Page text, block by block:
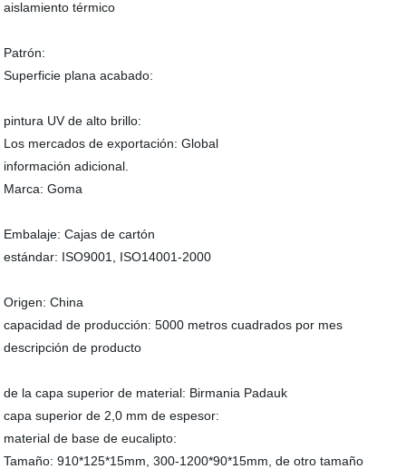
aislamiento térmico
Patrón:
Superficie plana acabado:
pintura UV de alto brillo:
Los mercados de exportación: Global
información adicional.
Marca: Goma
Embalaje: Cajas de cartón
estándar: ISO9001, ISO14001-2000
Origen: China
capacidad de producción: 5000 metros cuadrados por mes
descripción de producto
de la capa superior de material: Birmania Padauk
capa superior de 2,0 mm de espesor:
material de base de eucalipto:
Tamaño: 910*125*15mm, 300-1200*90*15mm, de otro tamaño